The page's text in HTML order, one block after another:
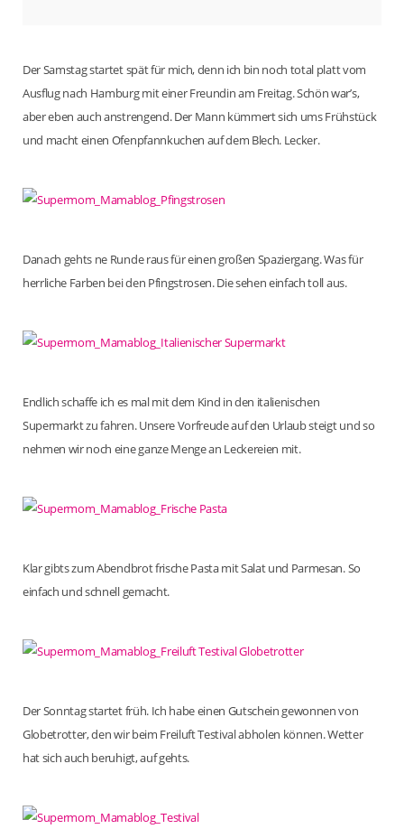
Der Samstag startet spät für mich, denn ich bin noch total platt vom
Ausflug nach Hamburg mit einer Freundin am Freitag. Schön war’s,
aber eben auch anstrengend. Der Mann kümmert sich ums Frühstück
und macht einen Ofenpfannkuchen auf dem Blech. Lecker.
Danach gehts ne Runde raus für einen großen Spaziergang. Was für
herrliche Farben bei den Pfingstrosen. Die sehen einfach toll aus.
Endlich schaffe ich es mal mit dem Kind in den italienischen
Supermarkt zu fahren. Unsere Vorfreude auf den Urlaub steigt und so
nehmen wir noch eine ganze Menge an Leckereien mit.
Klar gibts zum Abendbrot frische Pasta mit Salat und Parmesan. So
einfach und schnell gemacht.
Der Sonntag startet früh. Ich habe einen Gutschein gewonnen von
Globetrotter, den wir beim Freiluft Testival abholen können. Wetter
hat sich auch beruhigt, auf gehts.